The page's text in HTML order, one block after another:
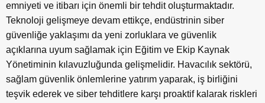
emniyeti ve itibarı için önemli bir tehdit oluşturmaktadır.
Teknoloji gelişmeye devam ettikçe, endüstrinin siber
güvenliğe yaklaşımı da yeni zorluklara ve güvenlik
açıklarına uyum sağlamak için Eğitim ve Ekip Kaynak
Yönetiminin kılavuzluğunda gelişmelidir. Havacılık sektörü,
sağlam güvenlik önlemlerine yatırım yaparak, iş birliğini
teşvik ederek ve siber tehditlere karşı proaktif kalarak riskleri